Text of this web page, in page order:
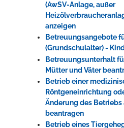
(AwSV-Anlage, außer
anzeigen
Betreuungsangebote
(Grundschulalter) -
Betreuungsunterhalt
Mütter und Väter
Betrieb einer
Röntgeneinrichtung
Änderung des Betriebs
beantragen
Betrieb eines